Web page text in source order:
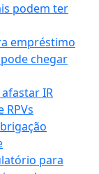
podem ter
empréstimo
chegar
IR
para